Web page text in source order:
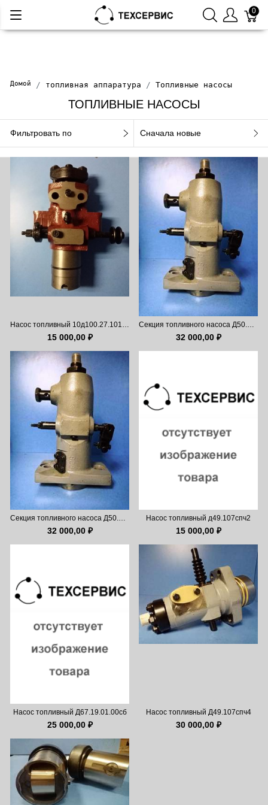
0
Домой топливная аппаратура Топливные насосы
ТОПЛИВНЫЕ НАСОСЫ
Фильтровать по Сначала новые
15 000,00 ₽ 32 000,00 ₽
Секция топливного насоса Д50.27.101СБ-3
32 000,00 ₽
Насос топливный д49.107спч2
15 000,00 ₽
Насос топливный Д67.19.01.00сб
25 000,00 ₽
Насос топливный Д49.107спч4
30 000,00 ₽